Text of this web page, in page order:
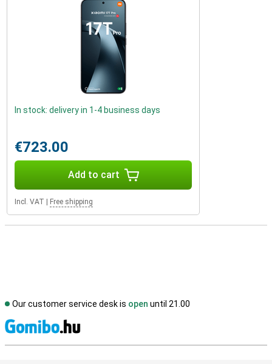
In stock: delivery in 1-4 business days
€723.00
Add to cart
Incl. VAT Free shipping
Our customer service desk is open until 21.00